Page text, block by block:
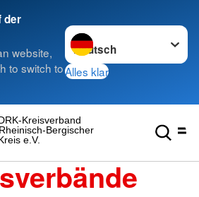
der
website,
to switch to
Sprache wechseln zu
Alles klar
e.V.
Rheinisch-Bergischer
Kreisverband